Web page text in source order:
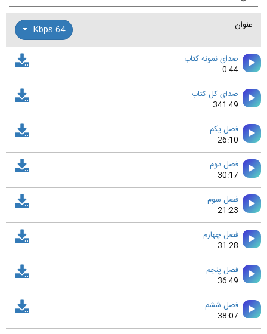
عنوان 64 Kbps
صدای نمونه کتاب
0:44
صدای کل کتاب
341:49
فصل يكم
26:10
فصل دوم
30:17
فصل سوم
21:23
فصل چهارم
31:28
فصل پنجم
36:49
فصل ششم
38:07